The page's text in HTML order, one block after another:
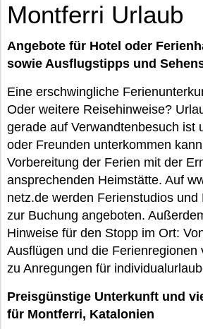
Montferri Urlaub
Angebote für Hotel oder
sowie Ausflugstipps und
Eine erschwingliche
Oder weitere Reisehinweise?
gerade auf Verwandtenbesuch ist
oder Freunden unterkommen
Vorbereitung der Ferien mit der
ansprechenden Heimstätte. Auf
netz.de werden Ferienstudios
zur Buchung angeboten.
Hinweise für den Stopp im Ort:
Ausflügen und die Ferienregionen
zu Anregungen für
Preisgünstige Unterkunft und
für Montferri, Katalonien